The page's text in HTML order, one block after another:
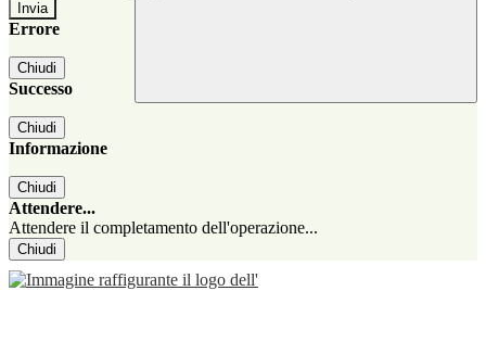
Errore
Chiudi
Successo
Chiudi
Informazione
Chiudi
Attendere...
Attendere il completamento dell'operazione...
Chiudi